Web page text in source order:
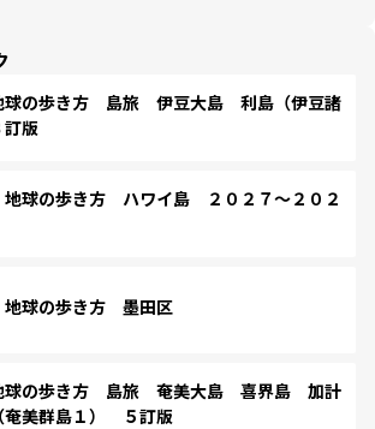
の歩き方 島旅 伊豆大島 利島（伊豆諸
版
球の歩き方 ハワイ島 ２０２７～２０２
球の歩き方 墨田区
球の歩き方 島旅 奄美大島 喜界島 加計
奄美群島１） ５訂版